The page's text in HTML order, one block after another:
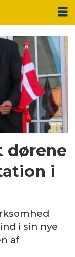
dørene
i
i sin nye
af